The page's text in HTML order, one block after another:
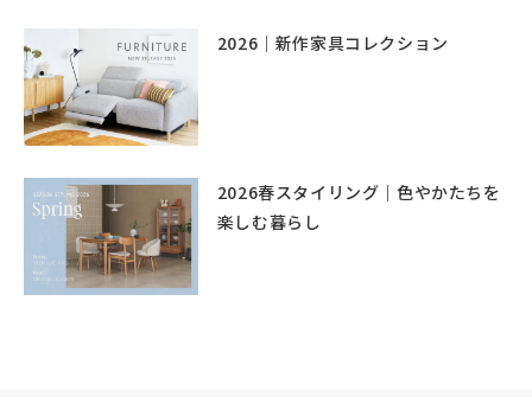
2026｜新作家具コレクション
2026春スタイリング｜色やかたちを
楽しむ暮らし